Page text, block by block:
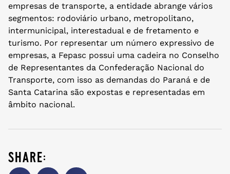
empresas de transporte, a entidade abrange vários
segmentos: rodoviário urbano, metropolitano,
intermunicipal, interestadual e de fretamento e
turismo. Por representar um número expressivo de
empresas, a Fepasc possui uma cadeira no Conselho
de Representantes da Confederação Nacional do
Transporte, com isso as demandas do Paraná e de
Santa Catarina são expostas e representadas em
âmbito nacional.
share: